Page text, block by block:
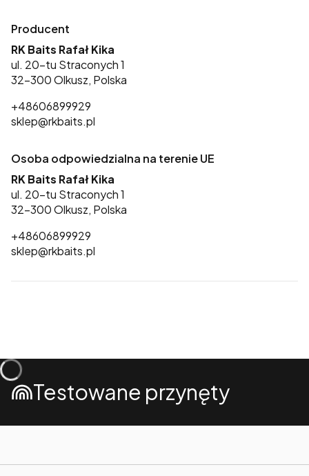
Producent
RK Baits Rafał Kika
ul. 20-tu Straconych 1
32-300 Olkusz, Polska
+48606899929
sklep@rkbaits.pl
Osoba odpowiedzialna na terenie UE
RK Baits Rafał Kika
ul. 20-tu Straconych 1
32-300 Olkusz, Polska
+48606899929
sklep@rkbaits.pl
Testowane przynęty